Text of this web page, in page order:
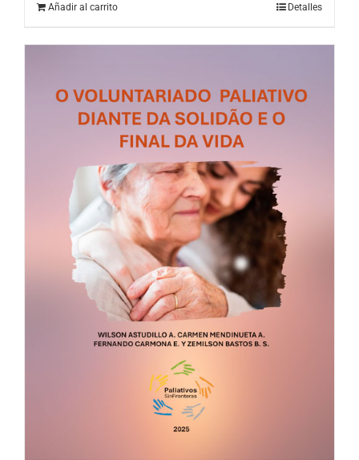
Añadir al carrito Detalles